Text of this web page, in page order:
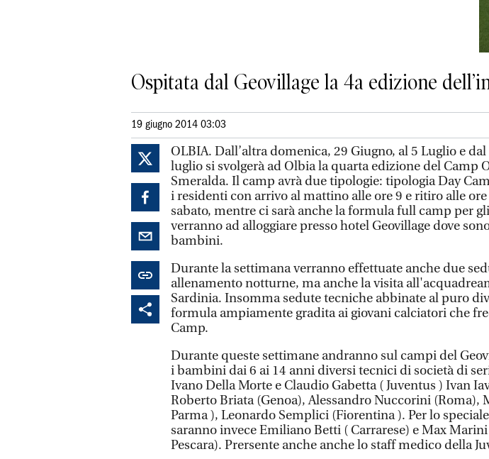
Ospitata dal Geovillage la 4a edizione
19 giugno 2014 03:03
OLBIA. Dall’altra domenica, 29 Giugno, al 5 Luglio e
luglio si svolgerà ad Olbia la quarta edizione del Camp
Smeralda. Il camp avrà due tipologie: tipologia Day
i residenti con arrivo al mattino alle ore 9 e ritiro alle
sabato, mentre ci sarà anche la formula full camp per
verranno ad alloggiare presso hotel Geovillage dove
bambini.
Durante la settimana verranno effettuate anche due
allenamento notturne, ma anche la visita
Sardinia. Insomma sedute tecniche abbinate al puro
formula ampiamente gradita ai giovani calciatori che
Camp.
Durante queste settimane andranno sul campi del
i bambini dai 6 ai 14 anni diversi tecnici di società di
Ivano Della Morte e Claudio Gabetta ( Juventus ) Ivan
Roberto Briata (Genoa), Alessandro Nuccorini (Roma),
Parma ), Leonardo Semplici (Fiorentina ). Per lo
saranno invece Emiliano Betti ( Carrarese) e Max Marini
Pescara). Prersente anche anche lo staff medico della